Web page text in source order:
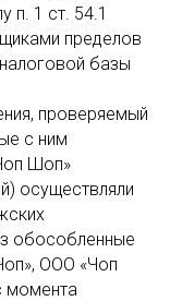
п. 1 ст. 54.1
пределов
базы
проверяемый
с ним
Шоп»
осуществляли
обособленные
ООО «Чоп
момента